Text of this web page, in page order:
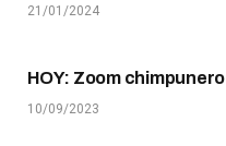
21/01/2024
HOY: Zoom chimpunero
10/09/2023